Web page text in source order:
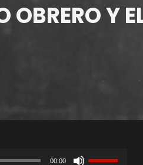
OBRERO Y
00:00
Utiliza